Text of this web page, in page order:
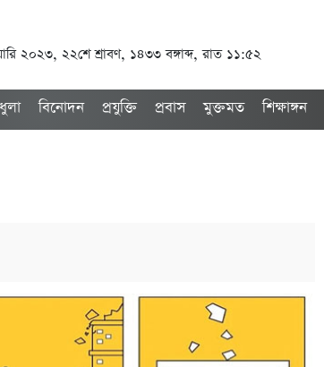
২০২৩, ২২শে শ্রাবণ, ১৪৩৩ বঙ্গাব্দ, রাত ১১:৫২
বিনোদন প্রযুক্তি প্রবাস মুক্তমত শিক্ষাঙ্গন